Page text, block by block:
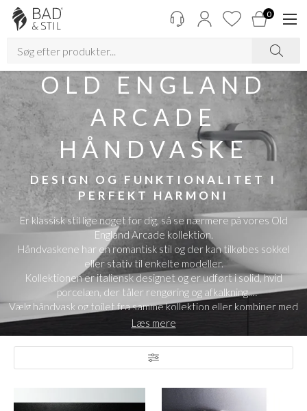
0
OLD ENGLAND
ARCADE
HÅNDVASKE
DESIGN OG FUNKTIONALITET I
PERFEKT HARMONI
Er klassisk stil lige noget for dig, så se nærmere på vores Old
England Arcade kollektion.
Håndvaskene har en romantisk stil og der kan tilkøbes sokkel
eller stativ til enkelte modeller.
Kollektionen er italiensk designet og er udført i solid, hvid
porcelæn, der tåler rengøring og afkalkning.
Vælg håndvask og toilet fra samme kollektion eller kombiner med
stilarter i andre kollektioner, så udtrykket rammer din helt egen
personlige stil.
Læs mere